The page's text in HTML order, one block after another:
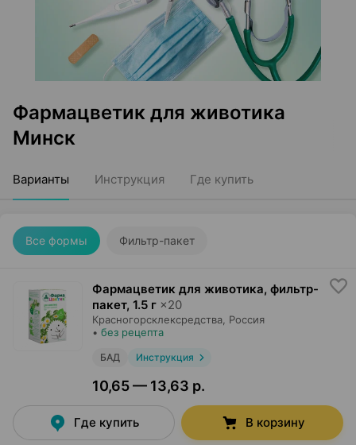
Фармацветик для животика
Минск
Варианты Инструкция Где купить
Все формы Фильтр-пакет
Фармацветик для животика, фильтр-
пакет, 1.5 г ×20
Красногорсклексредства , Россия
• без рецепта
БАД Инструкция
10,65 — 13,63 р.
Где купить В корзину